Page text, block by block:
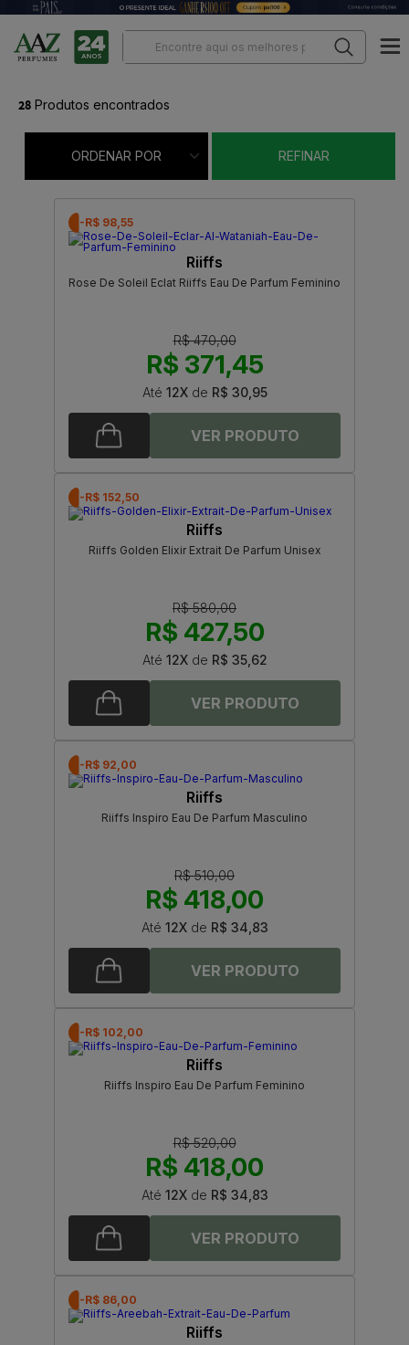
28 Produtos encontrados
ORDENAR POR REFINAR
-R$ 98,55
Riiffs
Rose De Soleil Eclat Riiffs Eau De Parfum Feminino
R$ 470,00
R$ 371,45
Até 12Xde R$ 30,95
-R$ 152,50
Riiffs
Riiffs Golden Elixir Extrait De Parfum Unisex
R$ 580,00
R$ 427,50
Até 12Xde R$ 35,62
-R$ 92,00
Riiffs
Riiffs Inspiro Eau De Parfum Masculino
R$ 510,00
R$ 418,00
Até 12Xde R$ 34,83
-R$ 102,00
Riiffs
Riiffs Inspiro Eau De Parfum Feminino
R$ 520,00
R$ 418,00
Até 12Xde R$ 34,83
-R$ 86,00
Riiffs